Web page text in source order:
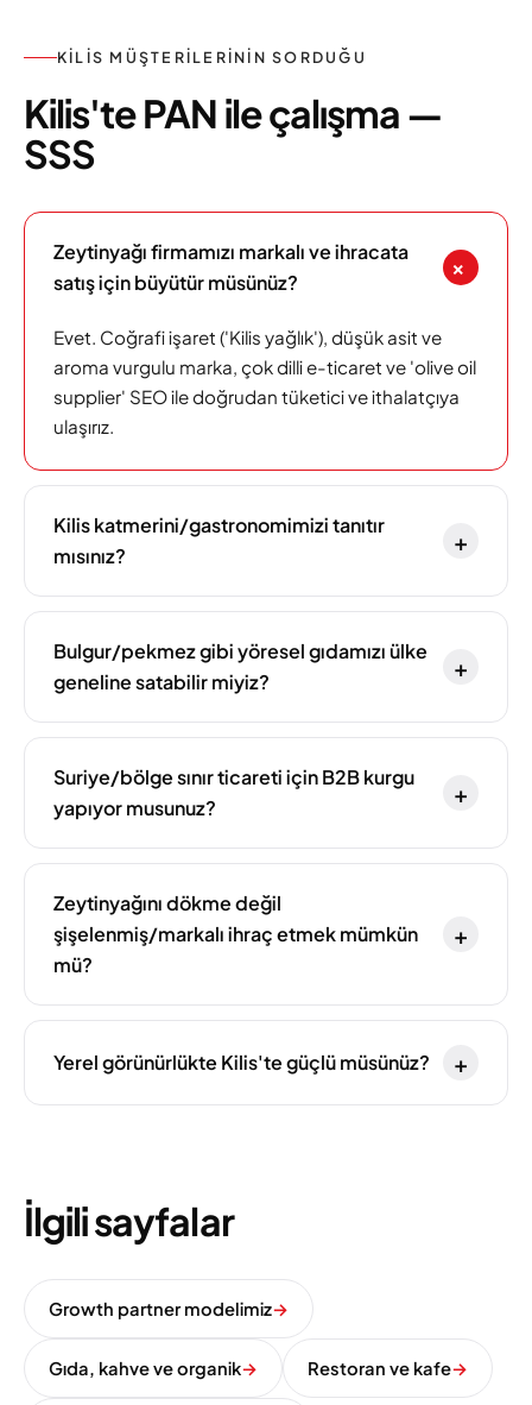
KILIS MÜŞTERILERININ SORDUĞU
Kilis'te PAN ile çalışma —
SSS
Zeytinyağı firmamızı markalı ve ihracata
satış için büyütür müsünüz?
+
Evet. Coğrafi işaret ('Kilis yağlık'), düşük asit ve
aroma vurgulu marka, çok dilli e-ticaret ve 'olive oil
supplier' SEO ile doğrudan tüketici ve ithalatçıya
ulaşırız.
Kilis katmerini/gastronomimizi tanıtır
mısınız?
+
Bulgur/pekmez gibi yöresel gıdamızı ülke
geneline satabilir miyiz?
+
Suriye/bölge sınır ticareti için B2B kurgu
yapıyor musunuz?
+
Zeytinyağını dökme değil
şişelenmiş/markalı ihraç etmek mümkün
mü?
+
Yerel görünürlükte Kilis'te güçlü müsünüz? +
İlgili sayfalar
Growth partner modelimiz→
Gıda, kahve ve organik→ Restoran ve kafe→